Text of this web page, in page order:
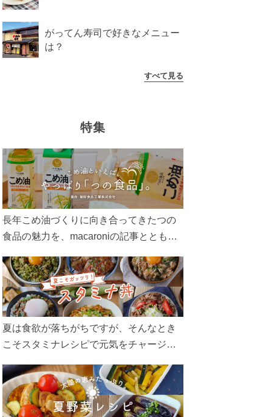
がってん寿司で好きなメニュー
は？
すべて見る
特集
長年こめ油づくりに向き合ってきたつの
食品の魅力を、macaroniの記事とともに
ん、製造現場や品質へのこだわりまで。
こめ油をもっと好きになるコンテンツを
ぜひお楽しみください。
夏は食欲が落ちがちですが、そんなとき
こそスタミナレシピで元気をチャージ！
リ食べて、夏バテを吹き飛ばしましょ
う！